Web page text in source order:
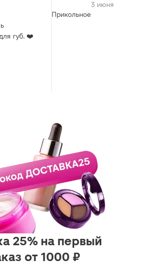
губ. ❤️
3 июня
Прикольное
25% на первый
от 1000 ₽